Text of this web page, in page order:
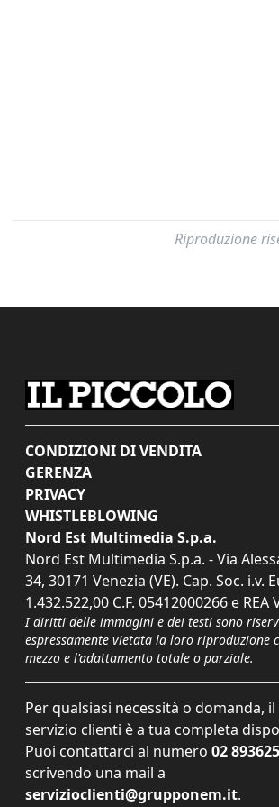
Riproduzione
CONDIZIONI DI VENDITA
GERENZA
PRIVACY
WHISTLEBLOWING
Nord Est Multimedia S.p.a.
Nord Est Multimedia S.p.a. - Via
34, 30171 Venezia (VE). Cap. Soc. i.v.
1.432.522,00 C.F. 05412000266 e REA
I diritti delle immagini e dei testi sono
espressamente vietata la loro riproduzione
mezzo e l'adattamento totale o parziale.
Per qualsiasi necessità o domanda,
servizio clienti è a tua completa
Puoi contattarci al numero 02
scrivendo una mail a
servizioclienti@grupponem.it.